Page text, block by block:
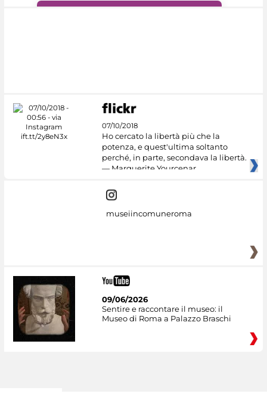
07/10/2018
Ho cercato la libertà più che la
potenza, e quest'ultima soltanto
perché, in parte, secondava la libertà.
— Marguerite Yourcenar
museiincomuneroma
09/06/2026
Sentire e raccontare il museo: il
Museo di Roma a Palazzo Braschi